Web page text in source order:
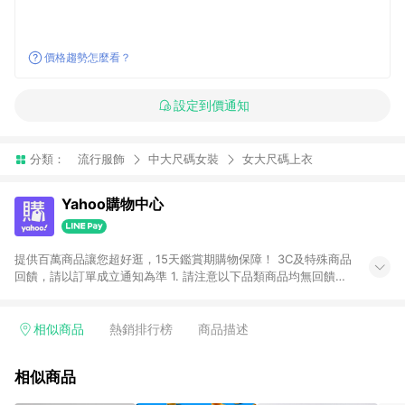
價格趨勢怎麼看？
設定到價通知
分類： 流行服飾 中大尺碼女裝 女大尺碼上衣
Yahoo購物中心
提供百萬商品讓您超好逛，15天鑑賞期購物保障！ 3C及特殊商品
回饋，請以訂單成立通知為準 1. 請注意以下品類商品均無回饋：
電玩/遊戲/相機/單眼/鏡頭/拍立得 [2024/6/1起適用] -內接硬
的購回饋活動享Yahoo超贈點回饋者 - 購物中心商店之商品：商
相似商品 熱銷排行榜 商品描述
相似商品